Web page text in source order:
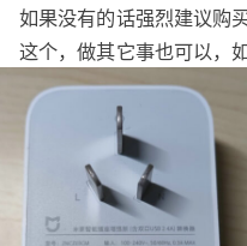
如果没有的话强烈建议购
这个，做其它事也可以，如